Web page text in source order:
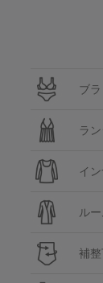
ブ
ラ
イ
ル
補